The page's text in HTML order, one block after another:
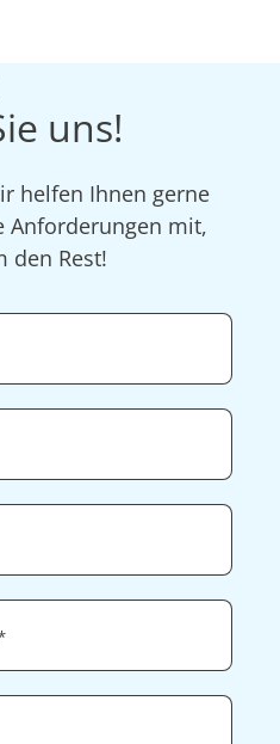
uns!
helfen Ihnen gerne
Anforderungen mit,
den Rest!